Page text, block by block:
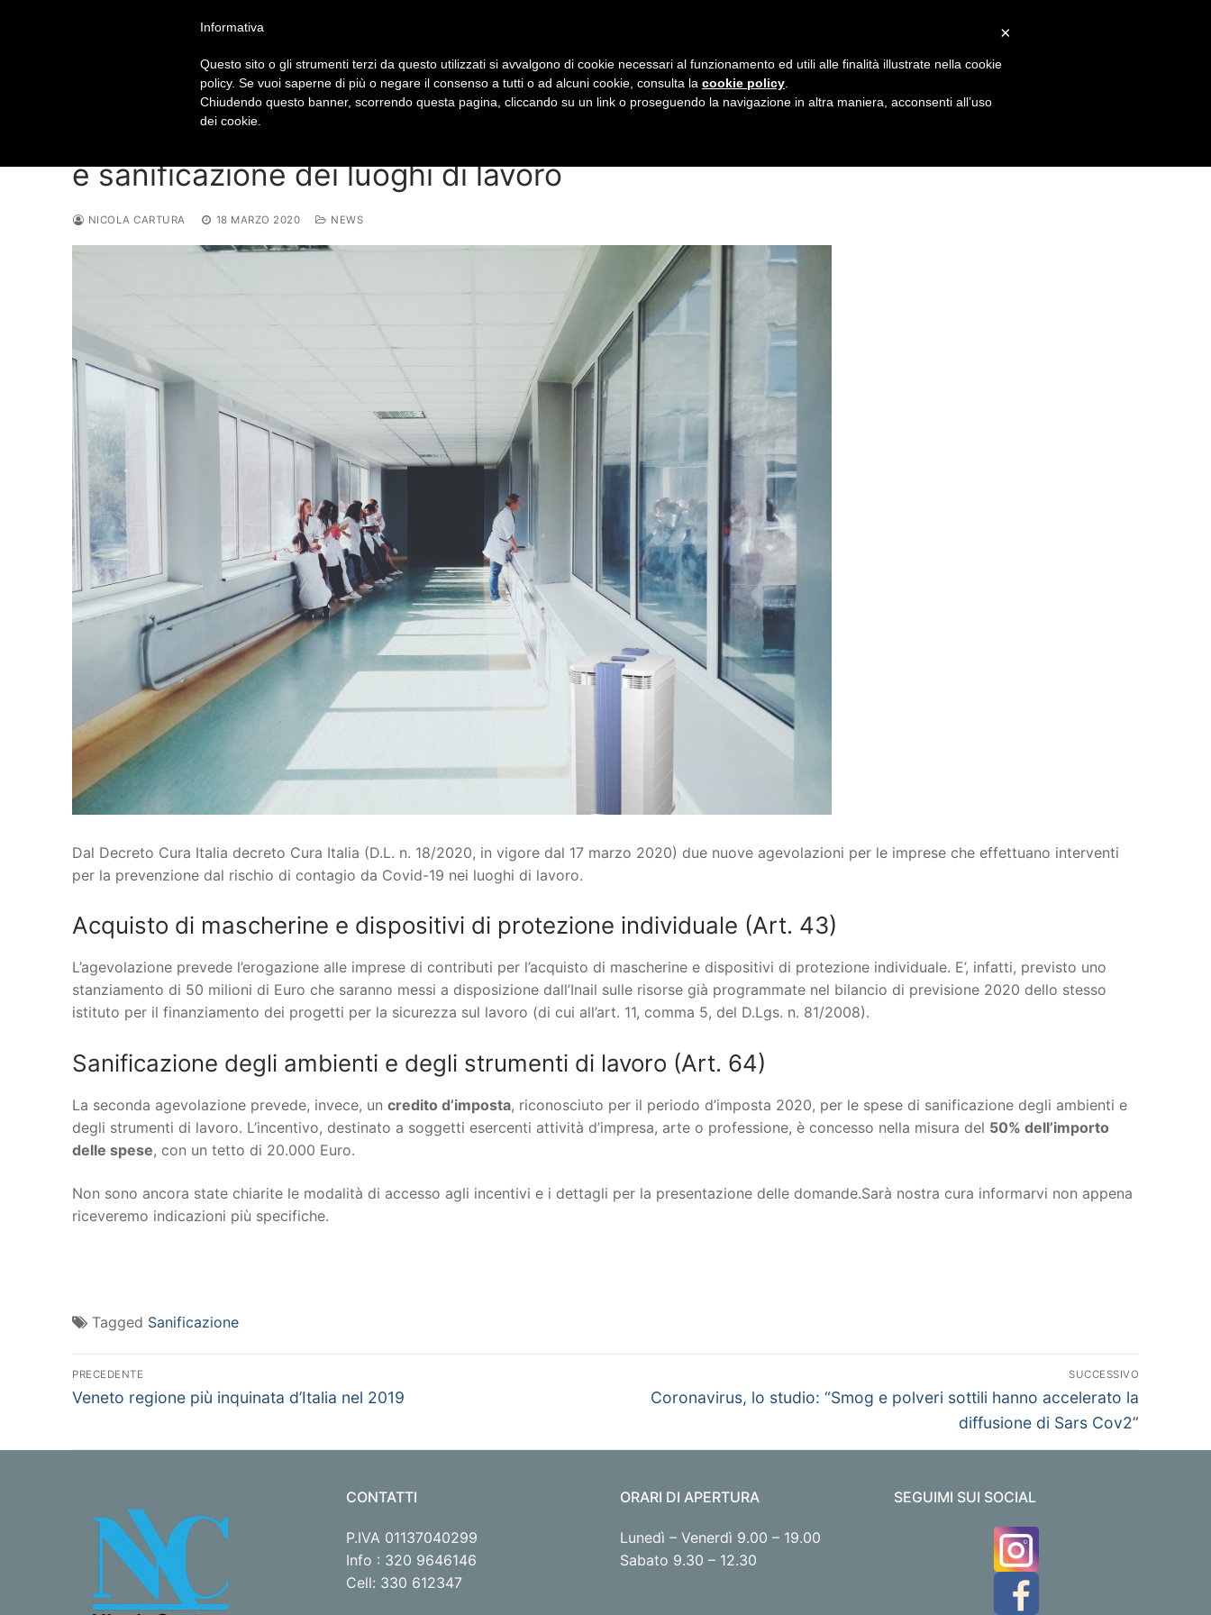
e sanificazione dei luoghi di lavoro
NICOLA CARTURA 18 MARZO 2020 NEWS
Dal Decreto Cura Italia decreto Cura Italia (D.L. n. 18/2020, in vigore dal 17 marzo 2020) due nuove agevolazioni per le imprese che effettuano interventi
per la prevenzione dal rischio di contagio da Covid-19 nei luoghi di lavoro.
Acquisto di mascherine e dispositivi di protezione individuale (Art. 43)
L’agevolazione prevede l’erogazione alle imprese di contributi per l’acquisto di mascherine e dispositivi di protezione individuale. E’, infatti, previsto uno
stanziamento di 50 milioni di Euro che saranno messi a disposizione dall’Inail sulle risorse già programmate nel bilancio di previsione 2020 dello stesso
istituto per il finanziamento dei progetti per la sicurezza sul lavoro (di cui all’art. 11, comma 5, del D.Lgs. n. 81/2008).
Sanificazione degli ambienti e degli strumenti di lavoro (Art. 64)
La seconda agevolazione prevede, invece, un credito d’imposta, riconosciuto per il periodo d’imposta 2020, per le spese di sanificazione degli ambienti e
degli strumenti di lavoro. L’incentivo, destinato a soggetti esercenti attività d’impresa, arte o professione, è concesso nella misura del 50% dell’importo
delle spese, con un tetto di 20.000 Euro.
Non sono ancora state chiarite le modalità di accesso agli incentivi e i dettagli per la presentazione delle domande.Sarà nostra cura informarvi non appena
riceveremo indicazioni più specifiche.
Tagged Sanificazione
Navigazione
articoli
PRECEDENTE
Articolo
Veneto regione più inquinata d’Italia nel 2019
SUCCESSIVO
Articolo
Coronavirus, lo studio: “Smog e polveri sottili hanno accelerato la
diffusione di Sars Cov2”
CONTATTI
P.IVA 01137040299
Info : 320 9646146
Cell: 330 612347
ORARI DI APERTURA
Lunedì – Venerdì 9.00 – 19.00
Sabato 9.30 – 12.30
SEGUIMI SUI SOCIAL
×
Informativa
Questo sito o gli strumenti terzi da questo utilizzati si avvalgono di cookie necessari al funzionamento ed utili alle finalità illustrate nella cookie
policy. Se vuoi saperne di più o negare il consenso a tutti o ad alcuni cookie, consulta la cookie policy
Chiudendo questo banner, scorrendo questa pagina, cliccando su un link o proseguendo la navigazione in altra maniera, acconsenti all’uso
dei cookie.